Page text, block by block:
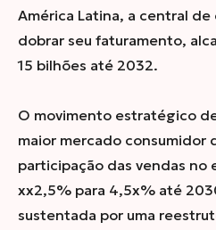
América Latina, a central
dobrar seu faturamento,
15 bilhões até 2032.
O movimento estratégico
maior mercado consumidor
participação das vendas no
xx2,5% para 4,5x% até
sustentada por uma